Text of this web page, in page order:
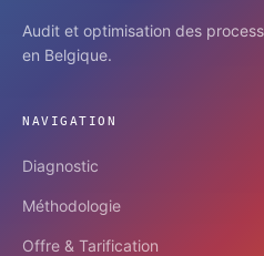
Audit et optimisation des
en Belgique.
NAVIGATION
Diagnostic
Méthodologie
Offre & Tarification